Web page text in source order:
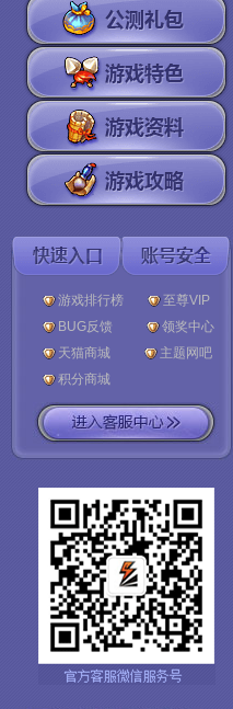
游戏排行榜
至尊VIP
BUG反馈
领奖中心
天猫商城
主题网吧
积分商城